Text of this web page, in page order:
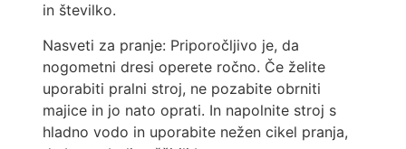
in številko.
Nasveti za pranje: Priporočljivo je, da
nogometni dresi operete ročno. Če želite
uporabiti pralni stroj, ne pozabite obrniti
majice in jo nato oprati. In napolnite stroj s
hladno vodo in uporabite nežen cikel pranja,